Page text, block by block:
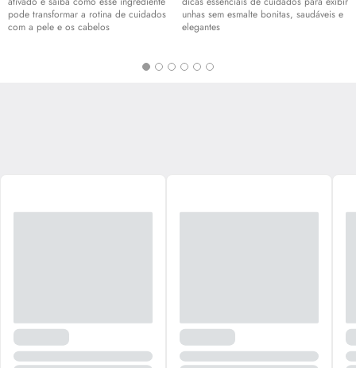
pode transformar a rotina de cuidados
com a pele e os cabelos
unhas sem esmalte bonitas, saudáveis e
elegantes